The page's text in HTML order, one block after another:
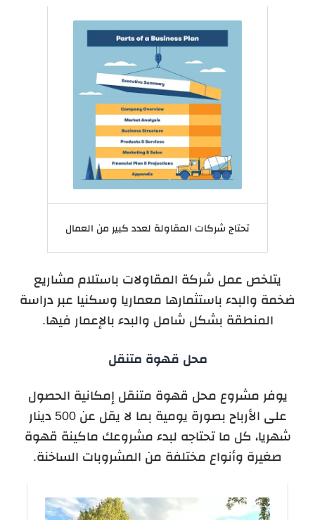
تحتاج شركات المقاولة لعدد كبير من العمال
يتلخص عمل شركة المقاولات باستلام مشاريع
ضخمة والبدء باستثمارها معماريا وسكنيا عبر دراسة
المنطقة بشكل شامل والبدء بالإعمار فيها.
محل قهوة متنقل
يوفر مشروع محل قهوة متنقل إمكانية الحصول
على الأرباح بصورة يومية بما لا يقل عن 500 دينار
شهريا، كل ما تحتاجه لبدء مشروعك ماكينة قهوة
صغيرة وأنواع مختلفة من المشروبات الساخنة.